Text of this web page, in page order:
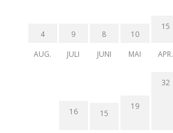
4
AUG.
9
JULI
8
JUNI
10
MAI
15
APR.
16 15
19
32